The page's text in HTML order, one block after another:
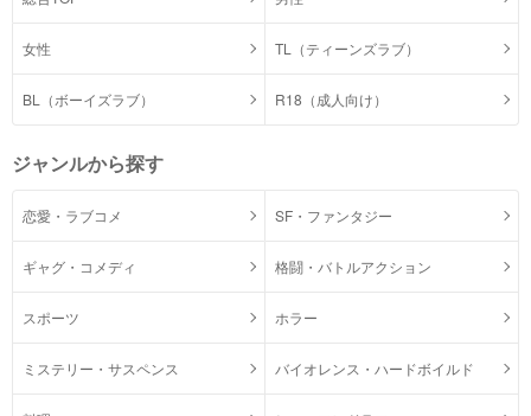
女性 TL（ティーンズラブ）
BL（ボーイズラブ） R18（成人向け）
ジャンルから探す
恋愛・ラブコメ SF・ファンタジー
ギャグ・コメディ 格闘・バトルアクション
スポーツ ホラー
ミステリー・サスペンス バイオレンス・ハードボイルド